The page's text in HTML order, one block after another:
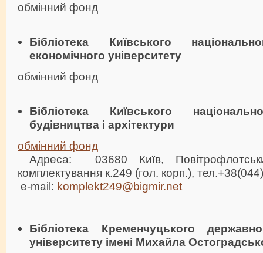
обмінний фонд
Бібліотека Київського
економічного університету
обмінний фонд
Бібліотека Київського
будівництва і архітектури
обмінний фонд
Адреса: 03680 Київ,
комплектування к.249 (гол. корп.),
e-mail: komplekt249@bigmir.net
Бібліотека Кременчуцького
університету імені Михайла